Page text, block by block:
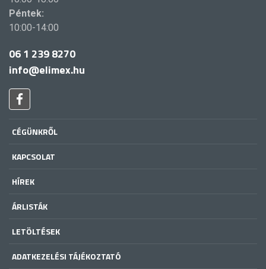
Péntek:
10:00-14:00
06 1 239 8270
info@elimex.hu
CÉGÜNKRŐL
KAPCSOLAT
HÍREK
ÁRLISTÁK
LETÖLTÉSEK
ADATKEZELÉSI TÁJÉKOZTATÓ